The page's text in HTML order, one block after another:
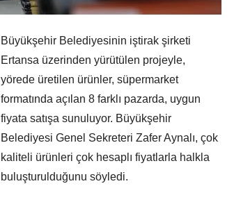
Büyükşehir Belediyesinin iştirak şirketi
Ertansa üzerinden yürütülen projeyle,
yörede üretilen ürünler, süpermarket
formatında açılan 8 farklı pazarda, uygun
fiyata satışa sunuluyor. Büyükşehir
Belediyesi Genel Sekreteri Zafer Aynalı, çok
kaliteli ürünleri çok hesaplı fiyatlarla halkla
buluşturulduğunu söyledi.